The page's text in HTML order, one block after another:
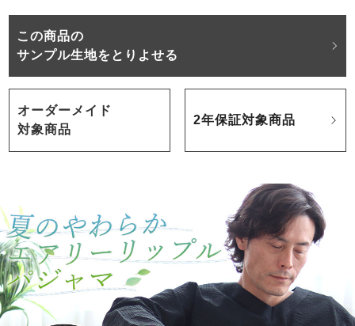
この商品の
サンプル生地をとりよせる
オーダーメイド
対象商品
2年保証対象商品